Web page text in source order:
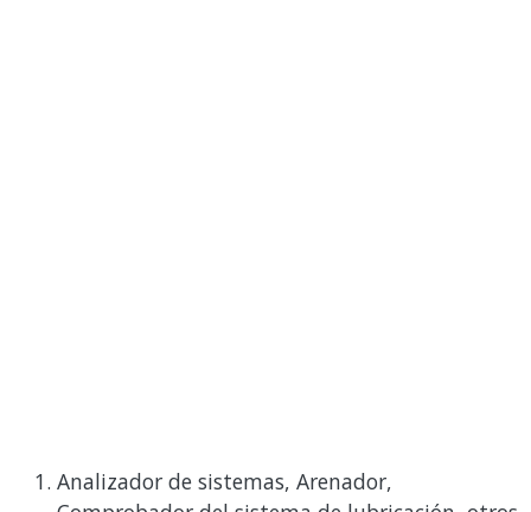
Analizador de sistemas, Arenador,